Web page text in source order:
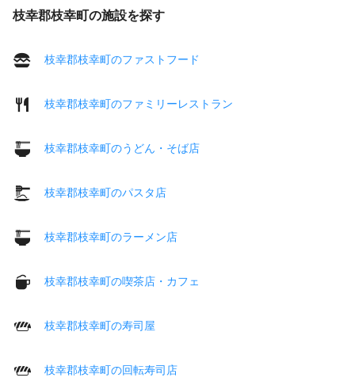
枝幸郡枝幸町の施設を探す
枝幸郡枝幸町のファストフード
枝幸郡枝幸町のファミリーレストラン
枝幸郡枝幸町のうどん・そば店
枝幸郡枝幸町のパスタ店
枝幸郡枝幸町のラーメン店
枝幸郡枝幸町の喫茶店・カフェ
枝幸郡枝幸町の寿司屋
枝幸郡枝幸町の回転寿司店